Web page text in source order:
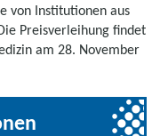
von Institutionen aus
Preisverleihung findet
am 28. November